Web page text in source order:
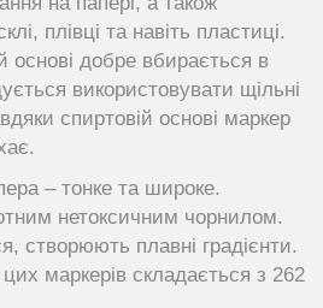
плівці та навіть пластиці.
основі добре вбирається в
використовувати щільні
спиртовій основі маркер
– тонке та широке.
нетоксичним чорнилом.
створюють плавні градієнти.
цих маркерів складається з 262